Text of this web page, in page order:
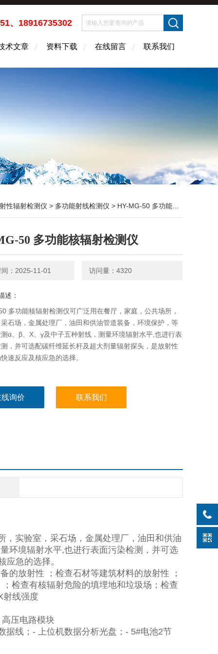
、18916735302
术文章 资料下载 在线留言 联系我们
性辐射检测仪 > 多功能射线检测仪 > HY-MG-50 多功能核辐射检测仪
50 多功能核辐射检测仪
：2025-11-01 访问量：4320
述：
多功能核辐射检测仪可广泛用在餐厅，家庭，公共场所，
石场，金属处理厂，油田和供油管道装备，环境保护，等
α、β、X、γ及中子五种射线，测量环境辐射水平,也进行表
，并可选配碳纤维延长杆及超大剂量辐射探头，是放射性
速反应及核应急的选择。
询价 联系我们
，实验室，采石场，金属处理厂，油田和供油
环境辐射水平,也进行表面污染检测，并可选
急的选择。
的放射性
；检查石材等建筑材料的放射性
；
；检查有核辐射危险的填埋地和垃圾场；检查
射线强度
高压电路模块
据线； - 上位机数据分析光盘； - 5#电池2节